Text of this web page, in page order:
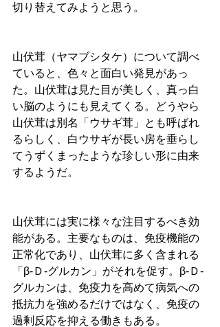
切り替えてみようと思う。
山伏茸（ヤマブシタケ）について調べ
ていると、色々と面白い発見があっ
た。山伏茸は見た目が美しく、真っ白
い脳のようにも見えてくる。どうやら
山伏茸は別名「ウサギ茸」とも呼ばれ
るらしく、白ウサギが長い房を垂らし
てうずくまったような珍しい形に由来
するようだ。
山伏茸には実に様々な注目するべき効
能がある。主要なものは、免疫機能の
正常化であり、山伏茸に多く含まれる
「β‐Ｄ‐グルカン」がそれを促す。β‐Ｄ‐
グルカンは、免疫力を高めて病気への
抵抗力を強めるだけではなく、免疫の
過剰反応を抑える働きもある。